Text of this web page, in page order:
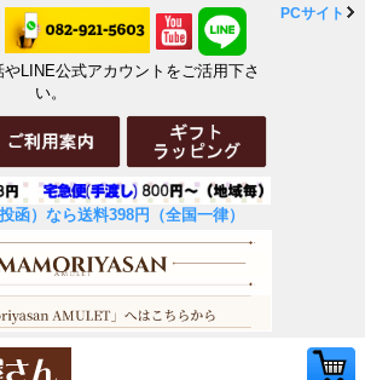
LINE公式アカウントをご活用下さ
い。
函）なら送料398円（全国一律）
PCサイト